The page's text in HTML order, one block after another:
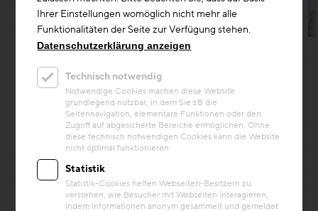
Projekt
Das Gründerzeithaus in der Van-
der-Nüll-Gasse
Das Sanierungsprojekt in der Van-der-Nüll-
Gasse in Wien-Favoriten ist das
österreichweit erstes Vorhaben für die
kreislauffähige Modernisierung eines ...
Baustoffe/Material
Ihrer Einstellungen womöglich nicht mehr alle
Funktionalitäten der Seite zur Verfügung stehen.
Datenschutzerklärung anzeigen
Technisch notwendig
Notwendige Cookies machen diese Website
grundlegend nutzbar, in dem Sie zB die
Seitennavigation, elementare Funktionen oder den
Zugriff auf abgesicherte Bereiche ermöglichen. Ohne
diese technisch notwendigen Cookies kann die Website
nicht optimal funktionieren.
Statistik
Statistik-Cookies helfen Webseiten-Besitzern zu
verstehen, wie Besucher mit Webseiten interagieren,
indem Informationen anonym gesammelt und gemeldet